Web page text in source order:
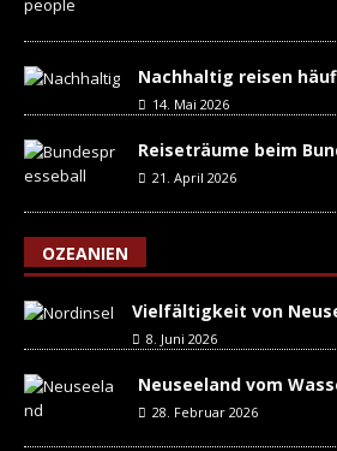
Nachhaltig reisen
14. Mai 2026
Reiseträume beim
21. April 2026
OZEANIEN
Vielfältigkeit von
8. Juni 2026
Neuseeland vom
28. Februar 2026